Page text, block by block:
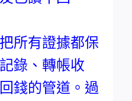
所有證據都保
錄、轉帳收
錢的管道。過